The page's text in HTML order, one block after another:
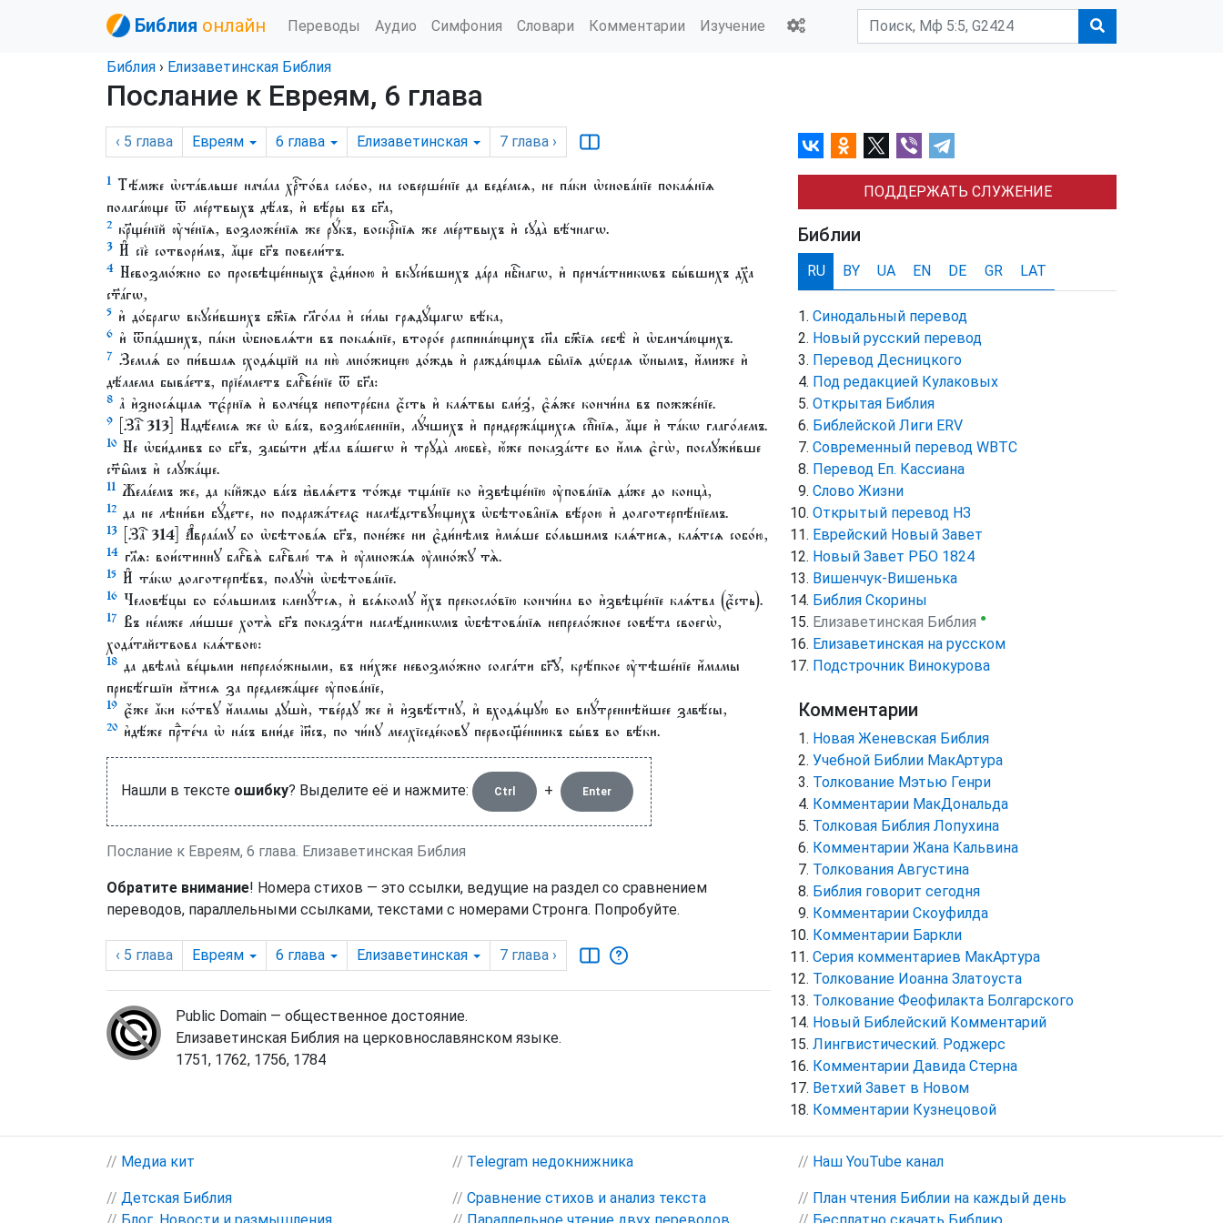
Библия онлайн Переводы Аудио Симфония Словари Комментарии Изучение
Библия › Елизаветинская Библия
Послание к Евреям, 6 глава
‹ 5 глава Евреям 6 глава Елизаветинская 7 глава ›
1 Тѣ́мже ѡ҆ста́вльше нача́ла хрⷭ҇то́ва сло́во, на соверше́нїе да веде́мсѧ, не па́ки ѡ҆снова́нїе покаѧ́нїѧ
полага́юще ѿ ме́ртвыхъ дѣ́лъ, и҆ вѣ́ры въ бг҃а,
2 кр҃ще́нїй ᲂу҆че́нїѧ, возложе́нїѧ же рꙋ́къ, воскрⷭ҇нїѧ же ме́ртвыхъ и҆ сꙋда̀ вѣ́чнагѡ.
3 И҆ сїѐ сотвори́мъ, а҆́ще бг҃ъ повели́тъ.
4 Невозмо́жно бо просвѣще́нныхъ є҆ди́ною и҆ вкꙋси́вшихъ да́ра нбⷭ҇нагѡ, и҆ прича́стникѡвъ бы́вшихъ дх҃а
ст҃а́гѡ,
5 и҆ до́брагѡ вкꙋси́вшихъ бж҃їѧ гл҃го́ла и҆ си́лы грѧдꙋ́щагѡ вѣ́ка,
6 и҆ ѿпа́дшихъ, па́ки ѡ҆бновлѧ́ти въ покаѧ́нїе, второ́е распина́ющихъ сн҃а бж҃їѧ себѣ̀ и҆ ѡ҆блича́ющихъ.
7 Землѧ́ бо пи́вшаѧ сходѧ́щїй на ню̀ мно́жицею до́ждь и҆ ражда́ющаѧ бы̑лїѧ дѡ́браѧ ѡ҆́нымъ, и҆́миже и҆
дѣ́лаема быва́етъ, прїе́млетъ блгⷭ҇ве́нїе ѿ бг҃а:
8 а҆ и҆зносѧ́щаѧ тє́рнїѧ и҆ волче́цъ непотре́бна є҆́сть и҆ клѧ́твы бли́з̾, є҆ѧ́же кончи́на въ пожже́нїе.
9 [Заⷱ҇ 313] Надѣ́емсѧ же ѡ҆ ва́съ, возлю́бленнїи, лꙋ́чшихъ и҆ придержа́щихсѧ спⷭ҇нїѧ, а҆́ще и҆ та́кѡ глаго́лемъ.
10 Не ѡ҆би́дливъ бо бг҃ъ, забы́ти дѣ́ла ва́шегѡ и҆ трꙋда̀ любвѐ, ю҆́же показа́сте во и҆́мѧ є҆гѡ̀, послꙋжи́вше
ст҃ы̑мъ и҆ слꙋжа́ще.
11 Жела́емъ же, да кі́йждо ва́съ ꙗ҆влѧ́етъ то́жде тща́нїе ко и҆звѣще́нїю ᲂу҆пова́нїѧ да́же до конца̀,
12 да не лѣни́ви бꙋ́дете, но подража́телє наслѣ́дствꙋющихъ ѡ҆бѣтова̑нїѧ вѣ́рою и҆ долготерпѣ́нїемъ.
13 [Заⷱ҇ 314] А҆враа́мꙋ бо ѡ҆бѣтова́ѧ бг҃ъ, поне́же ни є҆ди́нѣмъ и҆мѧ́ше бо́льшимъ клѧ́тисѧ, клѧ́тсѧ собо́ю,
14 гл҃ѧ: вои́стиннꙋ блгⷭ҇вѧ̀ блгⷭ҇влю́ тѧ и҆ ᲂу҆множа́ѧ ᲂу҆мно́жꙋ тѧ̀.
15 И҆ та́кѡ долготерпѣ́въ, полꙋчѝ ѡ҆бѣтова́нїе.
16 Человѣ́цы бо бо́льшимъ кленꙋ́тсѧ, и҆ всѧ́комꙋ и҆́хъ прекосло́вїю кончи́на во и҆звѣще́нїе клѧ́тва (є҆́сть).
17 Въ не́мже ли́шше хотѧ̀ бг҃ъ показа́ти наслѣ́дникѡмъ ѡ҆бѣтова́нїѧ непрело́жное совѣ́та своегѡ̀,
хода́тайствова клѧ́твою:
18 да двѣма̀ ве́щьми непрело́жными, въ ни́хже невозмо́жно солга́ти бг҃ꙋ, крѣ́пкое ᲂу҆тѣше́нїе и҆́мамы
прибѣ́гшїи ꙗ҆́тисѧ за предлежа́щее ᲂу҆пова́нїе,
19 є҆́же а҆́ки ко́твꙋ и҆́мамы дꙋшѝ, тве́рдꙋ же и҆ и҆звѣ́стнꙋ, и҆ входѧ́щꙋю во внꙋ́треннѣйшее завѣ́сы,
20 и҆дѣ́же прⷣте́ча ѡ҆ на́съ вни́де і҆и҃съ, по чи́нꙋ мелхїседе́ковꙋ первосщ҃е́нникъ бы́въ во вѣ́ки.
Нашли в тексте ошибку? Выделите её и нажмите: Ctrl + Enter
Послание к Евреям, 6 глава. Елизаветинская Библия
Обратите внимание! Номера стихов — это ссылки, ведущие на раздел со сравнением
переводов, параллельными ссылками, текстами с номерами Стронга. Попробуйте.
‹ 5 глава Евреям 6 глава Елизаветинская 7 глава ›
Public Domain — общественное достояние.
Елизаветинская Библия на церковнославянском языке.
1751, 1762, 1756, 1784
ПОДДЕРЖАТЬ СЛУЖЕНИЕ
Библии
RU BY UA EN DE GR LAT
Синодальный перевод
Новый русский перевод
Перевод Десницкого
Под редакцией Кулаковых
Открытая Библия
Библейской Лиги ERV
Cовременный перевод WBTC
Перевод Еп. Кассиана
Слово Жизни
Открытый перевод НЗ
Еврейский Новый Завет
Новый Завет РБО 1824
Вишенчук-Вишенька
Библия Скорины
Елизаветинская Библия ●
Елизаветинская на русском
Подстрочник Винокурова
Комментарии
Новая Женевская Библия
Учебной Библии МакАртура
Толкование Мэтью Генри
Комментарии МакДональда
Толковая Библия Лопухина
Комментарии Жана Кальвина
Толкования Августина
Библия говорит сегодня
Комментарии Скоуфилда
Комментарии Баркли
Серия комментариев МакАртура
Толкование Иоанна Златоуста
Толкование Феофилакта Болгарского
Новый Библейский Комментарий
Лингвистический. Роджерс
Комментарии Давида Стерна
Ветхий Завет в Новом
Комментарии Кузнецовой
// Медиа кит // Telegram недокнижника // Наш YouTube канал
// Детская Библия
// Сравнение стихов и анализ текста
// План чтения Библии на каждый день